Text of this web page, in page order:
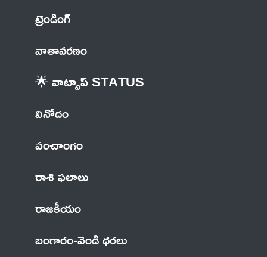
ట్రెండింగ్
వాతావరణం
🌟 వాట్సాప్ STATUS
వినోదం
పంచాంగం
రాశి ఫలాలు
రాజకీయం
బంగారం-వెండి ధరలు